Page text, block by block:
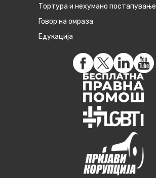
Тортура и нехумано постапување
Говор на омраза
Едукација